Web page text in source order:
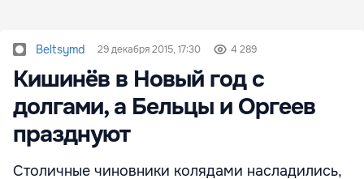
Beltsymd 29 декабря 2015, 17:30 4 289
Кишинёв в Новый год с
долгами, а Бельцы и Оргеев
празднуют
Столичные чиновники колядами насладились,